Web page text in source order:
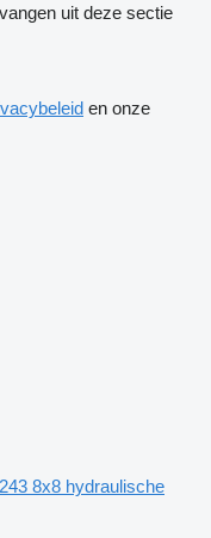
uit deze sectie
en onze
8x8 hydraulische